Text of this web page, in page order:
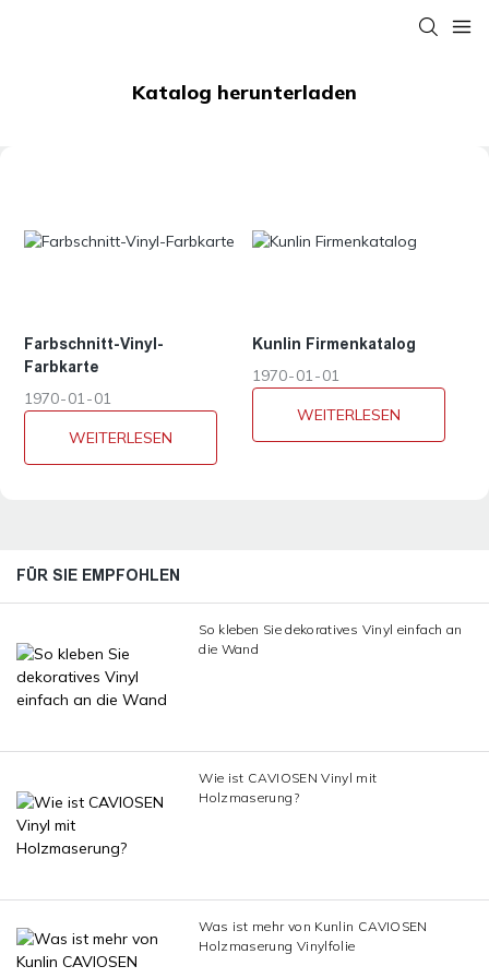
Katalog herunterladen
Farbschnitt-Vinyl-
Farbkarte
1970 01 01
WEITERLESEN
Kunlin Firmenkatalog
1970 01 01
WEITERLESEN
FÜR SIE EMPFOHLEN
So kleben Sie dekoratives Vinyl einfach an
die Wand
Wie ist CAVIOSEN Vinyl mit
Holzmaserung?
Was ist mehr von Kunlin CAVIOSEN
Holzmaserung Vinylfolie